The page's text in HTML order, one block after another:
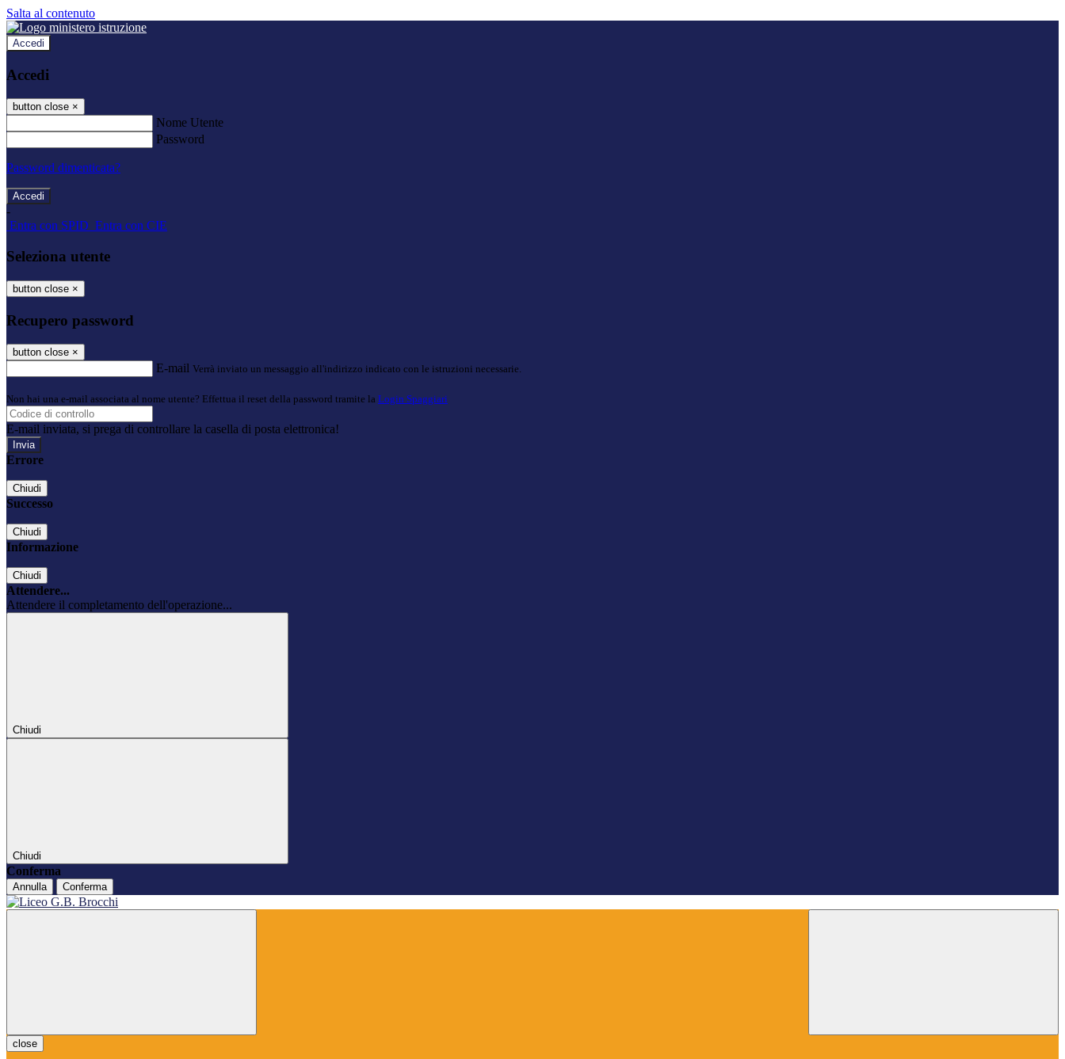
Salta al contenuto
Accedi
Accedi
button close ×
Nome Utente
Password
Password dimenticata?
-
Entra con SPID Entra con CIE
Seleziona utente
button close ×
Recupero password
button close ×
E-mail Verrà inviato un messaggio all'indirizzo indicato con le istruzioni necessarie.
Non hai una e-mail associata al nome utente? Effettua il reset della password tramite la Login Spaggiari
E-mail inviata, si prega di controllare la casella di posta elettronica!
Errore
Chiudi
Successo
Chiudi
Informazione
Chiudi
Attendere...
Attendere il completamento dell'operazione...
Chiudi
Chiudi
Conferma
Annulla Conferma
close